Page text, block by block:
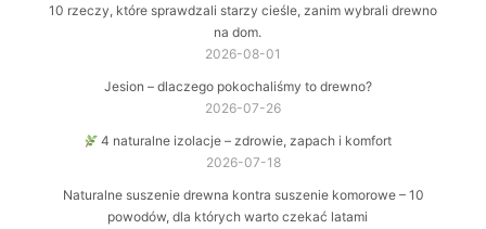
10 rzeczy, które sprawdzali starzy cieśle, zanim wybrali drewno
na dom.
2026-08-01
Jesion – dlaczego pokochaliśmy to drewno?
2026-07-26
4 naturalne izolacje – zdrowie, zapach i komfort
2026-07-18
Naturalne suszenie drewna kontra suszenie komorowe – 10
powodów, dla których warto czekać latami